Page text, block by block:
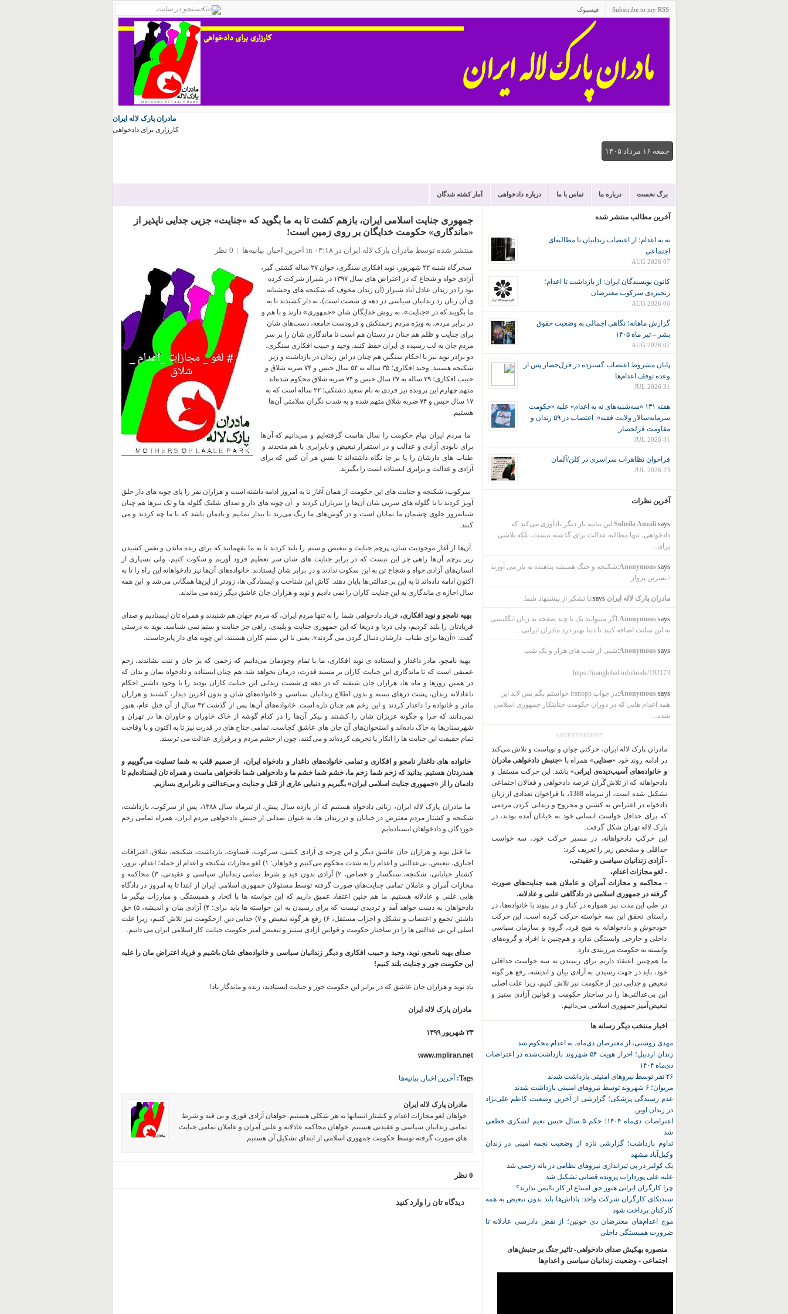
Subscribe to my RSS فیسبوک
مادران پارک لاله ایران
کارزاری برای دادخواهی
جمعه ۱۶ مرداد ۱۴۰۵
برگ نخست درباره ما تماس با ما درباره دادخواهی آمار کشته شدگان
جمهوری جنایت اسلامی ایران، بازهم کشت تا به ما بگوید که «جنایت» جزیی جدایی ناپذیر از
«ماندگاری» حکومت خدایگان بر روی زمین است!
منتشر شده توسط مادران پارک لاله ایران در ۰۳:۱۸ in آخرین اخبار, بیانیه‌ها | 0 نظر
سحرگاه شنبه ۲۲ شهریور، نوید افکاری سنگری، جوان ۲۷ ساله کشتی گیر،
آز ادی خواه و شجاع که در اعتراض های سال ۱۳۹۷ در شیراز شرکت کرده
بود را در زندان عادل آباد شیراز (آن زندان مخوف که شکنجه های وحشیانه
ی آن زبان زد زندانیان سیاسی در دهه ی شصت است)، به دار کشیدند تا به
ما بگویند که در «جنایت»، به روش خدایگان شان «جمهوری» دارند و با هم و
در برابر مردم، به ویژه مردم زحمتکش و فرودست جامعه، دست‌های شان
برای جنایت و ظلم هم چنان در دستان هم است تا ماندگاری شان را بر سر
مردم جان به لب رسیده ی ایران حفظ کنند. وحید و حبیب افکاری سنگری،
دو برادر نوید نیز با احکام سنگین هم چنان در این زندان در بازداشت و زیر
شکنجه هستند. وحید افکاری؛ ۳۵ سالهبه ۵۴ سال حبس و ۷۴ ضربه شلاق و
حبیب افکاری؛ ۲۹ ساله به ۲۷ سال حبس و ۷۴ ضربه شلاق محکوم شده‌اند.
متهم چهارم این پرونده نیز فردی به نام سعید دشتکی؛ ۲۲ ساله است که به
۱۷ سال حبس و ۷۴ ضربه شلاق متهم شده و به شدت نگران سلامتی آن‌ها
هستیم.
ما مردم ایران پیام حکومت را سال هاست گرفته‌ایم و می‌دانیم که آن‌ها
برای نابودی آزادی و عدالت و در استقرار تبعیض و نابرابری با هم متحدند و
طناب های دارشان را پا بر جا نگاه داشته‌اند تا نفس هر آن کس که برای
آزادی و عدالت و برابری ایستاده است را بگیرند.
سرکوب، شکنجه و جنایت های این حکومت از همان آغاز تا به امروز ادامه داشته است و هزاران نفر را پای چوبه های دار حلق
آویز کردند یا با گلوله های سربی شان آن‌ها را تیرباران کردند و آن چوبه های دار و صدای شلیک گلوله ها و تک تیرها هم چنان
شبانه‌روز جلوی چشمان ما نمایان است و در گوش‌های ما زنگ می‌زند تا بیدار بمانیم و یادمان باشد که با ما چه کردند و می
کنند.
آن‌ها از آغاز موجودیت شان، پرچم جنایت و تبعیض و ستم را بلند کردند تا به ما بفهمانند که برای زنده ماندن و نفس کشیدن
زیر پرچم آن‌ها راهی جز این نیست که در برابر جنایت های شان سر تعظیم فرود آوریم و سکوت کنیم، ولی بسیاری از
انسان‌های آزادی خواه و شجاع تن به این سکوت ندادند و در برابر شان ایستادند. خانواده‌های آن‌ها نیز دادخواهانه این راه را تا به
اکنون ادامه داده‌اند تا به این بی‌عدالتی‌ها پایان دهند. کاش این شناخت و ایستادگی ها، زودتر از این‌ها همگانی می‌شد و این همه
سال اجازه ی ماندگاری به این جنایت کاران را نمی دادیم و نوید و هزاران جان عاشق دیگر زنده می ماندند.
بهیه نامجو و نوید افکاری، فریاد دادخواهی شما را نه تنها مردم ایران، که مردم جهان هم شنیدند و همراه تان ایستادیم و صدای
فریادتان را بلند کردیم، ولی دردا و دریغا که این جمهوری جنایت و پلیدی، راهی جز جنایت و ستم نمی شناسد. نوید به درستی
گفت: «آن‌ها برای طناب دارشان دنبال گردن می گردند». یعنی تا این‌ ستم کاران هستند، این چوبه های دار پابرجاست.
بهیه نامجو،‌ مادر داغدار و ایستاده ی نوید افکاری، ما با تمام وجودمان می‌دانیم که زخمی که بر جان و تنت نشاندند، زخم
عمیقی است که تا ماندگاری این جنایت کاران بر مسند قدرت، درمان نخواهد شد. هم چنان ایستاده و دادخواه بمان و بدان که
در همین روزها و ماه ها، هزاران جان شیفته که در دهه ی شصت زندانی این جنایت کاران بودند را با وجود داشتن احکام
ناعادلانه زندان، پشت درهای بسته و بدون اطلاع زندانیان سیاسی و خانواده‌های شان و بدون آخرین دیدار، کشتند و هزاران
مادر و خانواده را داغدار کردند و این زخم هم چنان تازه است. خانواده‌های آن‌ها پس از گذشت ۳۲ سال از آن قتل عام، هنوز
نمی‌دانند که چرا و چگونه عزیزان شان را کشتند و پیکر آن‌ها را در کدام گوشه از خاک خاوران و خاوران ها در تهران و
شهرستان‌ها به خاک داده‌اند و استخوان‌های آن جان های عاشق کجاست. تمامی جناح های در قدرت نیز تا به اکنون و با وقاحت
تمام حقیقت این جنایت ها را انکار یا تحریف کرده‌اند و می‌کنند، چون از خشم مردم و برقراری عدالت می ترسند.
خانواده های داغدار نامجو و افکاری و تمامی خانواده‌های داغدار و دادخواه ایران،
از صمیم قلب به شما تسلیت می‌گوییم و
همدردتان هستیم.بدانید که زخم شما زخم ما، خشم شما خشم ما و دادخواهی شما دادخواهی ماست و همراه تان ایستاده‌ایم تا
دادمان را از «جمهوری جنایت اسلامی ایران» بگیریم و دنیایی عاری از قتل و جنایت و بی‌عدالتی و نابرابری بسازیم.
ما مادران پارک لاله ایران، زنانی دادخواه هستیم که از یازده سال پیش، از تیرماه سال ۱۳۸۸، پس از سرکوب، بازداشت،
شکنجه و کشتار مردم معترض در خیابان و در زندان ها، به عنوان صدایی از جنبش دادخواهی مردم ایران، همراه تمامی زخم
خوردگان و دادخواهان ایستاده‌ایم.
ما قتل نوید و هزاران جان عاشق دیگر و این چرخه ی آزادی کشی، سرکوب، قساوت،‌ بازداشت، شکنجه، شلاق، اعترافات
اجباری، تبعیض، بی‌عدالتی و اعدام را به شدت محکوم می‌کنیم و خواهان: ۱) لغو مجازات شکنجه و اعدام از جمله؛ اعدام، ترور،
کشتار خیابانی، شکنجه، سنگسار و قصاص، ۲) آزادی بدون قید و شرط تمامی زندانیان سیاسی و عقیدتی، ۳) محاکمه و
مجازات آمران و عاملان تمامی جنایت‌های صورت گرفته توسط مسئولان جمهوری اسلامی ایران از ابتدا تا به امروز در دادگاه
هایی علنی و عادلانه هستیم.ما هم چنین اعتقاد عمیق داریم که این خواسته ها با اتحاد و همبستگی و مبارزات پیگیر ما
دادخواهان به دست خواهد آمد و تردیدی نیست که برای رسیدن به این خواسته ها باید برای؛ ۴) آزادی بیان و اندیشه، ۵)حق
داشتن تجمع و اعتصاب و تشکل و احزاب مستقل، ۶) رفع هرگونه تبعیض و ۷) جدایی دین ازحکومت نیز تلاش کنیم، زیرا
علت
اصلی این بی عدالتی ها را در ساختار حکومت و قوانین آزادی ستیز و تبعیض آمیز حکومت جنایت کار اسلامی ایران می دانیم.
صدایبهیه نامجو، نوید، وحید و حبیب افکاریو دیگر زندانیان سیاسی و خانواده‌های شان باشیم و فریاد اعتراض مان را
علیه
این حکومت جور و جنایت بلند کنیم!
یاد نوید و هزاران جان عاشق که در برابر این حکومت جور و جنایت ایستادند، زنده و ماندگار باد!
مادران پارک لاله ایران
۲۳ شهریور ۱۳۹۹
www.mpliran.net
Tags: آخرین اخبار ,بیانیه‌ها
مادران پارک لاله ایران
خواهان لغو مجازات اعدام و کشتار انسانها به هر شکلی هستیم. خواهان آزادی فوری و بی قید و شرط
تمامی زندانیان سیاسی و عقیدتی هستیم. خواهان محاکمه عادلانه و علنی آمران و عاملان تمامی جنایت
های صورت گرفته توسط حکومت جمهوری اسلامی از ابتدای تشکیل آن هستیم.
0 نظر
دیدگاه تان را وارد کنید
آخرین مطالب منتشر شده
نه به اعدام؛ از اعتصاب زندانیان تا مطالبه‌ای
اجتماعی
07 AUG 2026
کانون نويسندگان ايران: از بازداشت تا اعدام؛
زنجیره‌ی سرکوب معترضان
06 AUG 2026
گزارش ماهانه؛ نگاهی اجمالی به وضعیت حقوق
بشر – تیر ماه ۱۴۰۵
02 AUG 2026
پایان مشروط اعتصاب گسترده در قزل‌حصار پس از
وعده توقف اعدام‌ها
31 JUL 2026
هفته ۱۳۱ «سه‌شنبه‌های نه به اعدام» علیه «حکومت
سرمایه‌سالار ولایت فقیه»: اعتصاب در ۵۹ زندان و
مقاومت قزلحصار
31 JUL 2026
فراخوان تظاهرات سراسری در کلن/آلمان
23 JUL 2026
آخرین نظرات
Soheila Anzalisays:
این بیانیه بار دیگر یادآوری می‌کند که
دادخواهی، تنها مطالبه عدالت برای گذشته نیست، بلکه تلاشی
برای...
Anonymoussays:
شکنجه و جنگ همیشه پناهنده به بار می آورند
/ نسرین پرواز
مادران پارک لاله ایران says: با تشکر از پیشنهاد شما.
Anonymoussays:
اگر میتوانید یک یا چند صفحه به زبان انگلیسی
به این سایت اضافه کنید تا دنیا بهتر درد مادران ایرانی...
Anonymoussays: شبی از شب های هزار و یک شب
https://iranglobal.info/node/192173
Anonymoussays:
در جواب iranopp خواستم بگم پس لابد این
همه اعدام هایی که در دوران حکومت جنایتکار جمهوری اسلامی
شده...
ADVERTISEMENT
مادران پارک لاله ایران، حرکتی جوان و نوپاست و تلاش می‌کند
در ادامه روند خود «صدایی» همراه با «جنبش دادخواهی مادران
و خانواده‌های آسیب‌دیده‌ی ایرانی» باشد. این حرکت مستقل و
دادخواهانه که از تلاش‌گَران عرصه دادخواهی و فعالان اجتماعی
تشکیل شده است، از تیرماه 1388، با فراخوان تعدادی از زنانِ
دادخواه در اعتراض به کشتن و مجروح و زندانی کردن مردمی
که برای حداقل خواست انسانی خود به خیابان آمده بودند، در
پارک لاله تهران شکل گرفت.
این حرکتِ دادخواهانه، در مسیر حرکت خود، سه خواست
حداقلی و مشخص زیر را تعریف کرد:
- آزادی زندانیان سیاسی و عقیدتی،
- لغو مجازات اعدام،
- محاکمه و مجازات آمران و عاملان همه جنایت‌های صورت
گرفته در جمهوری اسلامی در دادگاهی علنی و عادلانه.
در طی این مدت نیز همواره در کنار و در پیوند با خانواده‌ها، در
راستای تحقق این سه خواسته حرکت کرده است. این حرکت
خودجوش و دادخواهانه به هیچ فرد، گروه و سازمان سیاسی
داخلی و خارجی وابستگی ندارد و هم‌چنین با افراد و گروه‌های
وابسته به حکومت مرزبندی دارد.
ما هم‌چنین اعتقاد داریم برای رسیدن به سه خواست حداقلی
خود، باید در جهت رسیدن به آزادی بیان و اندیشه، رفع هر گونه
تبعیض و جدایی دین از حکومت نیز تلاش کنیم، زیرا علت اصلی
این بی‌عدالتی‌ها را در ساختار حکومت و قوانین آزادی ستیز و
تبعیض‌آمیز جمهوری اسلامی می‌دانیم.
اخبار منتخب دیگر رسانه ها
مهدی روشنی، از معترضان دی‌ماه، به اعدام محکوم شد
زندان اردبیل؛ احراز هویت ۵۴ شهروند بازداشت‌شده در اعتراضات
دی‌ماه ۱۴۰۴
۲۶ نفر توسط نیروهای امنیتی بازداشت شدند
مریوان؛ ۶ شهروند توسط نیروهای امنیتی بازداشت شدند
عدم رسیدگی پزشکی؛ گزارشی از آخرین وضعیت کاظم علی‌نژاد
در زندان اوین
اعتراضات دی‌ماه ۱۴۰۴؛ حکم ۵ سال حبس نعیم لشکری قطعی
شد
تداوم بازداشت؛ گزارشی تازه از وضعیت نجمه امینی در زندان
وکیل‌آباد مشهد
یک کولبر در پی تیراندازی نیروهای نظامی در بانه زخمی شد
علیه علی پورداراب پرونده قضایی تشکیل شد
چرا کارگران ایرانی هنوز حق امتناع از کار ناایمن ندارند؟
سندیکای کارگران شرکت واحد: پاداش‌ها باید بدون تبعیض به همه
کارکنان پرداخت شود
موج اعدام‌های معترضان دی‌ خونین؛ از نقض دادرسی عادلانه تا
ضرورت همبستگی داخلی
منصوره بهکیش صدای دادخواهی- تاثیر جنگ بر جنبش‌های
اجتماعی - وضعیت زندانیان سیاسی و اعدام‌ها